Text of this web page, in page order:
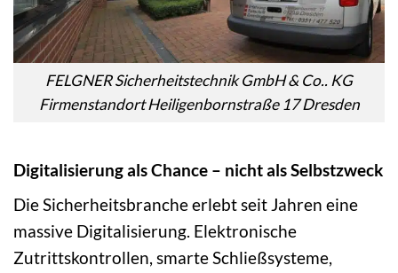
FELGNER Sicherheitstechnik GmbH & Co.. KG
Firmenstandort Heiligenbornstraße 17 Dresden
Digitalisierung als Chance – nicht als Selbstzweck
Die Sicherheitsbranche erlebt seit Jahren eine
massive Digitalisierung. Elektronische
Zutrittskontrollen, smarte Schließsysteme,